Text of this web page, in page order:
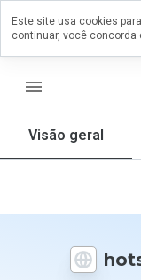
menu
Visão geral
um
que
Este site usa cookies
continuar, você concorda